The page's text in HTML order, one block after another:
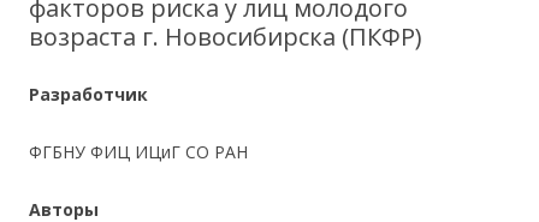
факторов риска у лиц молодого
возраста г. Новосибирска (ПКФР)
Разработчик
ФГБНУ ФИЦ ИЦиГ СО РАН
Авторы